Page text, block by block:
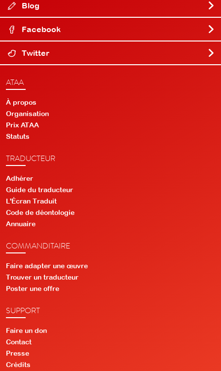
Blog
Facebook
Twitter
ATAA
À propos
Organisation
Prix ATAA
Statuts
TRADUCTEUR
Adhérer
Guide du traducteur
L'Écran Traduit
Code de déontologie
Annuaire
COMMANDITAIRE
Faire adapter une œuvre
Trouver un traducteur
Poster une offre
SUPPORT
Faire un don
Contact
Presse
Crédits